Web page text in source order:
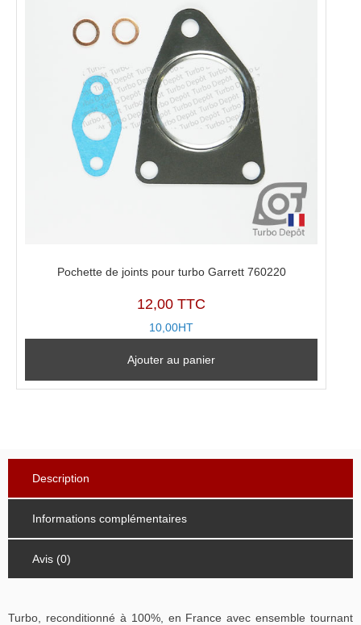
Pochette de joints pour turbo Garrett 760220
12,00 TTC
10,00HT
Ajouter au panier
Description
Informations complémentaires
Avis (0)
Turbo, reconditionné à 100%, en France avec ensemble tournant